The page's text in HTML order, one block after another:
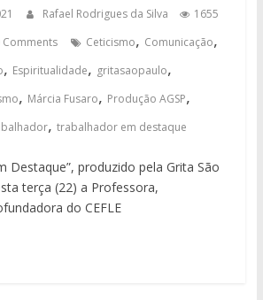
Rafael Rodrigues da Silva
1655
Comments Ceticismo, Comunicação,
, Espiritualidade, gritasaopaulo,
, Márcia Fusaro, Produção AGSP,
, trabalhador em destaque
Destaque”, produzido pela Grita São
terça (22) a Professora,
do CEFLE